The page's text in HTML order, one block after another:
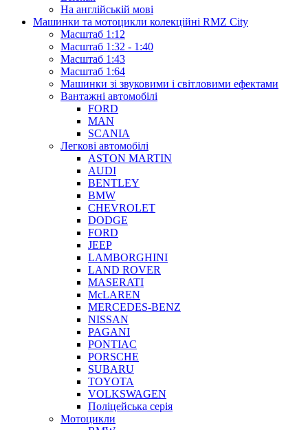
На англійській мові
Машинки та мотоцикли колекційні RMZ City
Масштаб 1:12
Масштаб 1:32 - 1:40
Масштаб 1:43
Масштаб 1:64
Машинки зі звуковими і світловими ефектами
Вантажні автомобілі
FORD
MAN
SCANIA
Легкові автомобілі
ASTON MARTIN
AUDI
BENTLEY
BMW
CHEVROLET
DODGE
FORD
JEEP
LAMBORGHINI
LAND ROVER
MASERATI
McLAREN
MERCEDES-BENZ
NISSAN
PAGANI
PONTIAC
PORSCHE
SUBARU
TOYOTA
VOLKSWAGEN
Поліцейська серія
Мотоцикли